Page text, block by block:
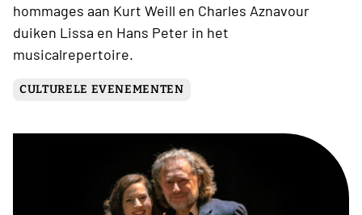
hommages aan Kurt Weill en Charles Aznavour
duiken Lissa en Hans Peter in het
musicalrepertoire.
CULTURELE EVENEMENTEN